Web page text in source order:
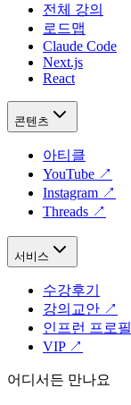
전체 강의
로드맵
Claude Code
Next.js
React
콘텐츠
아티클
YouTube ↗
Instagram ↗
Threads ↗
서비스
수강후기
강의교안 ↗
인프런 프로필
VIP↗
어디서든 만나요